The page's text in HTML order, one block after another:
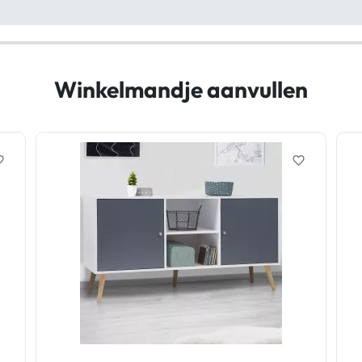
Winkelmandje aanvullen
favorite_border